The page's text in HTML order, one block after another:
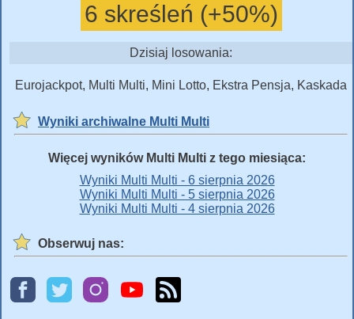
6 skreśleń (+50%)
Dzisiaj losowania:
Eurojackpot, Multi Multi, Mini Lotto, Ekstra Pensja, Kaskada
Wyniki archiwalne Multi Multi
Więcej wyników Multi Multi z tego miesiąca:
Wyniki Multi Multi - 6 sierpnia 2026
Wyniki Multi Multi - 5 sierpnia 2026
Wyniki Multi Multi - 4 sierpnia 2026
Obserwuj nas: